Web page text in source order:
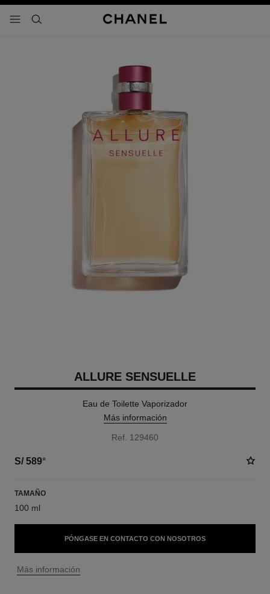
- navegación principal
buscar
ALLURE SENSUELLE
Eau de Toilette Vaporizador
Más información
Ref. 129460
S/ 589*
TAMAÑO
100 ml
PÓNGASE EN CONTACTO CON NOSOTROS
↩
Más información